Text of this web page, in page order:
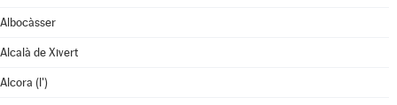
Albocàsser
Alcalà de Xivert
Alcora (l')